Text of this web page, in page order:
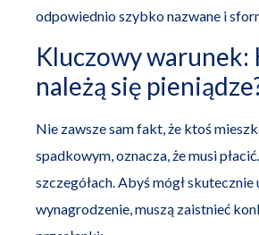
odpowiednio szybko nazwane i
Kluczowy warunek:
należą się
Nie zawsze sam fakt, że ktoś
spadkowym, oznacza, że musi
szczegółach. Abyś mógł skutecznie
wynagrodzenie, muszą zaistnieć